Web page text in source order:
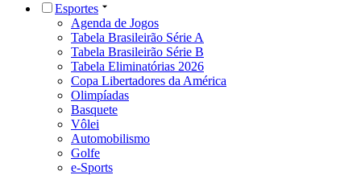
Esportes
Agenda de Jogos
Tabela Brasileirão Série A
Tabela Brasileirão Série B
Tabela Eliminatórias 2026
Copa Libertadores da América
Olimpíadas
Basquete
Vôlei
Automobilismo
Golfe
e-Sports